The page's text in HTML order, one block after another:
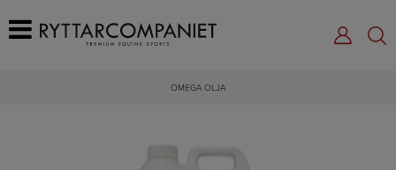
OMEGA OLJA